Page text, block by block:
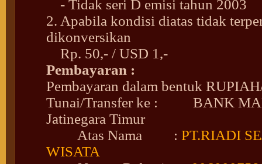
- Tidak seri D emisi tahun 2003
2. Apabila kondisi diatas tidak
dikonversikan
Rp. 50,- / USD 1,-
Pembayaran :
Pembayaran dalam bentuk
Tunai/Transfer ke :
BANK
Jatinegara Timur
Atas Nama : PT.RIADI
WISATA